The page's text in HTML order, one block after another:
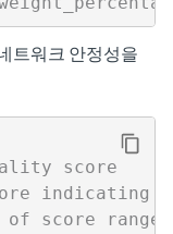
트워크 안정성을
score
indicating
score range